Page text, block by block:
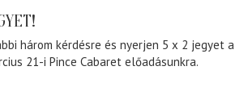
három kérdésre és nyerjen 5 x 2 jegyet a
21-i Pince Cabaret előadásunkra.